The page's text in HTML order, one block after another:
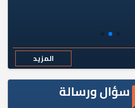
المزيد
سؤال ورسالة